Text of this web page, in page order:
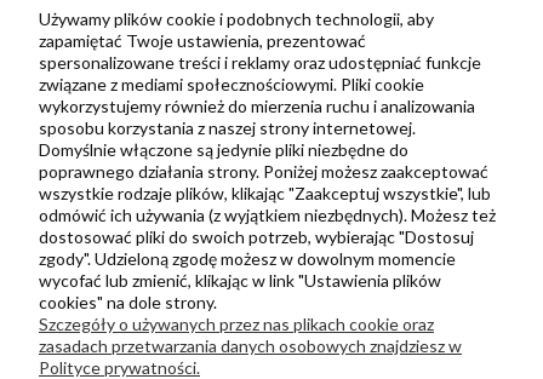
Zbieraj punkty za zakupy
Informacje
Kontakt
Regulamin
Polityka prywatności
Metody wysyłki i płatności
Płatności odroczone PayPo
Zwroty i reklamacje
Newsletter
Używamy plików cookie i podobnych technologii, aby
zapamiętać Twoje ustawienia, prezentować
spersonalizowane treści i reklamy oraz udostępniać funkcje
związane z mediami społecznościowymi. Pliki cookie
wykorzystujemy również do mierzenia ruchu i analizowania
sposobu korzystania z naszej strony internetowej.
Domyślnie włączone są jedynie pliki niezbędne do
poprawnego działania strony. Poniżej możesz zaakceptować
wszystkie rodzaje plików, klikając "Zaakceptuj wszystkie", lub
odmówić ich używania (z wyjątkiem niezbędnych). Możesz też
dostosować pliki do swoich potrzeb, wybierając "Dostosuj
zgody". Udzieloną zgodę możesz w dowolnym momencie
wycofać lub zmienić, klikając w link "Ustawienia plików
cookies" na dole strony.
Szczegóły o używanych przez nas plikach cookie oraz
zasadach przetwarzania danych osobowych znajdziesz w
Polityce prywatności.